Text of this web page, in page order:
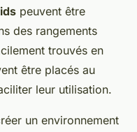
peuvent être
des rangements
trouvés en
être placés au
leur utilisation.
un environnement